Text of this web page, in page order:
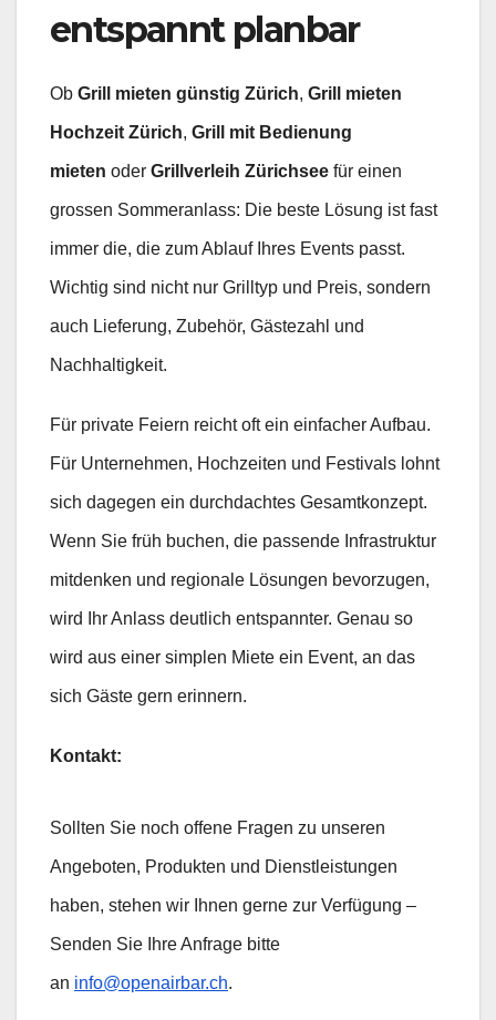
entspannt planbar
Ob Grill mieten günstig Zürich, Grill mieten
Hochzeit Zürich, Grill mit Bedienung
mieten oder Grillverleih Zürichsee für einen
grossen Sommeranlass: Die beste Lösung ist fast
immer die, die zum Ablauf Ihres Events passt.
Wichtig sind nicht nur Grilltyp und Preis, sondern
auch Lieferung, Zubehör, Gästezahl und
Nachhaltigkeit.
Für private Feiern reicht oft ein einfacher Aufbau.
Für Unternehmen, Hochzeiten und Festivals lohnt
sich dagegen ein durchdachtes Gesamtkonzept.
Wenn Sie früh buchen, die passende Infrastruktur
mitdenken und regionale Lösungen bevorzugen,
wird Ihr Anlass deutlich entspannter. Genau so
wird aus einer simplen Miete ein Event, an das
sich Gäste gern erinnern.
Kontakt:
Sollten Sie noch offene Fragen zu unseren
Angeboten, Produkten und Dienstleistungen
haben, stehen wir Ihnen gerne zur Verfügung –
Senden Sie Ihre Anfrage bitte
an info@openairbar.ch.